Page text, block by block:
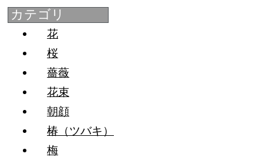
カテゴリ
花
桜
薔薇
花束
朝顔
椿（ツバキ）
梅